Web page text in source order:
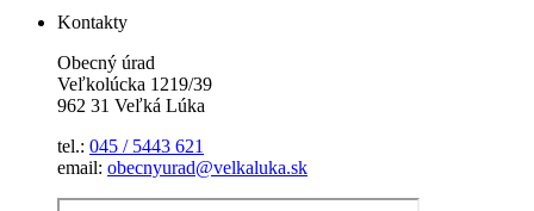
Kontakty
Obecný úrad
Veľkolúcka 1219/39
962 31 Veľká Lúka
tel.: 045 / 5443 621
email: obecnyurad@velkaluka.sk